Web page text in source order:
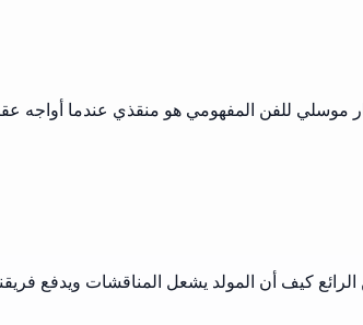
موسلي للفن المفهومي هو منقذي عندما
كيف أن المولد يشعل المناقشات ويدفع